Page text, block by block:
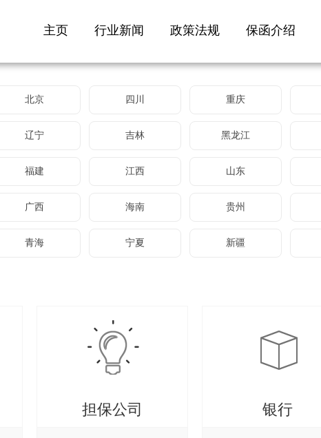
主页 行业新闻 政策法规 保函介绍
北京 四川 重庆
辽宁 吉林 黑龙江
福建 江西 山东
广西 海南 贵州
青海 宁夏 新疆
担保公司 银行